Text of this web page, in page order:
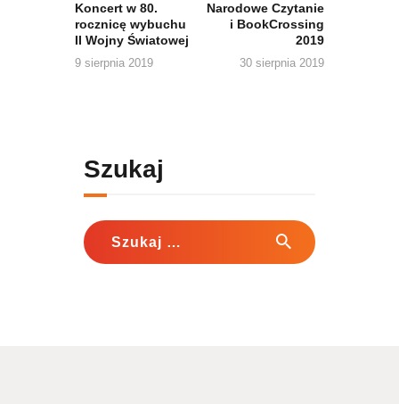
Koncert w 80.
rocznicę wybuchu
II Wojny Światowej
9 sierpnia 2019
Narodowe Czytanie
i BookCrossing
2019
30 sierpnia 2019
Szukaj
Szukaj: